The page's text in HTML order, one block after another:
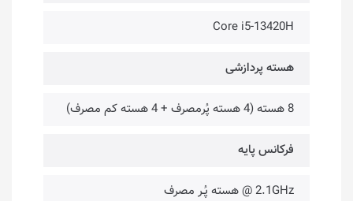
Core i5-13420H
هسته پردازشی
8 هسته (4 هسته پُرمصرف + 4 هسته کم مصرف)
فرکانس پایه
2.1GHz @ هسته پُـر مصرف